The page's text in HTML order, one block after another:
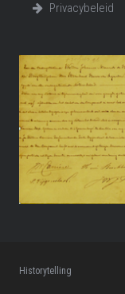
Privacybeleid
Historytelling